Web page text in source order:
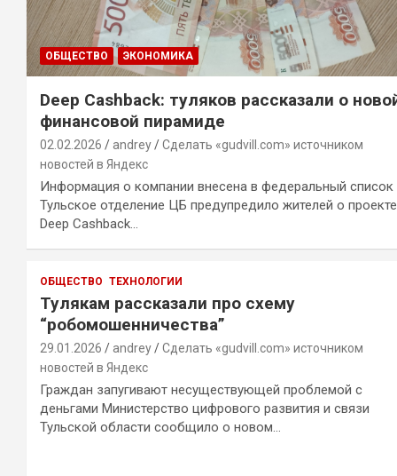
ОБЩЕСТВО ЭКОНОМИКА
Deep Cashback: туляков рассказали о
финансовой пирамиде
02.02.2026 andrey
Сделать «gudvill.com» источником
новостей в Яндекс
Информация о компании внесена в федеральный список
Тульское отделение ЦБ предупредило жителей о проекте
Deep Cashback…
ОБЩЕСТВО ТЕХНОЛОГИИ
Тулякам рассказали про схему
“робомошенничества”
29.01.2026 andrey
Сделать «gudvill.com» источником
новостей в Яндекс
Граждан запугивают несуществующей проблемой с
деньгами Министерство цифрового развития и связи
Тульской области сообщило о новом…